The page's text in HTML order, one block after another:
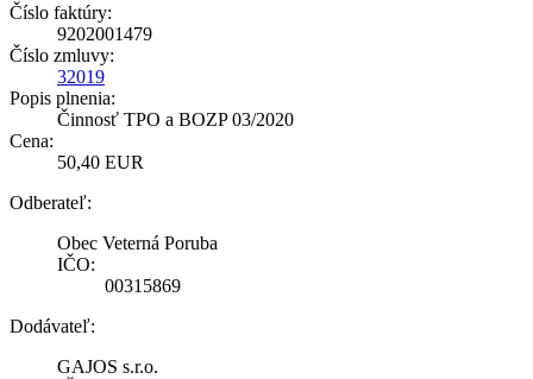
Číslo faktúry:
9202001479
Číslo zmluvy:
32019
Popis plnenia:
Činnosť TPO a BOZP 03/2020
Cena:
50,40 EUR
Odberateľ:
Obec Veterná Poruba
IČO:
00315869
Dodávateľ:
GAJOS s.r.o.